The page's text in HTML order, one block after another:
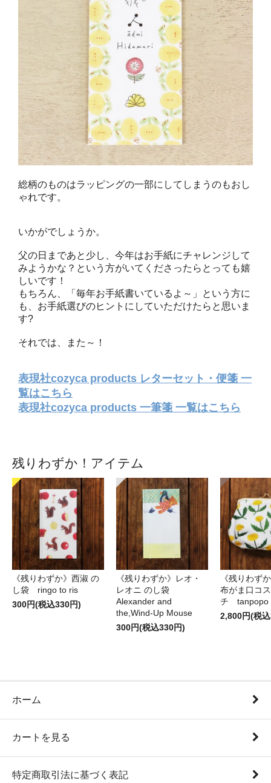
総柄のものはラッピングの一部にしてしまうのもおし
ゃれです。
いかがでしょうか。
父の日まであと少し、今年はお手紙にチャレンジして
みようかな？という方がいてくださったらとっても嬉
しいです！
もちろん、「毎年お手紙書いているよ～」という方に
も、お手紙選びのヒントにしていただけたらと思いま
す?
それでは、また～！
表現社cozyca products レターセット・便箋 一
覧はこちら
表現社cozyca products 一筆箋 一覧はこちら
残りわずか！アイテム
《残りわずか》西淑 の
し袋 ringo to ris
300円(税込330円)
《残りわずか》レオ・
レオニ のし袋
Alexander and
the,Wind-Up Mouse
300円(税込330円)
《残りわず
布がま口コ
チ tanpopo
2,800円(税
ホーム
カートを見る
特定商取引法に基づく表記